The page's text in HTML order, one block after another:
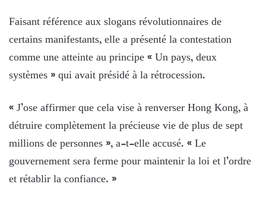
Faisant référence aux slogans révolutionnaires de
certains manifestants, elle a présenté la contestation
comme une atteinte au principe « Un pays, deux
systèmes » qui avait présidé à la rétrocession.
« J’ose affirmer que cela vise à renverser Hong Kong, à
détruire complètement la précieuse vie de plus de sept
millions de personnes », a-t-elle accusé. « Le
gouvernement sera ferme pour maintenir la loi et l’ordre
et rétablir la confiance. »